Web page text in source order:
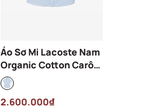
Áo Sơ Mi Lacoste Nam
Organic Cotton Carô
Dáng Regular
CH5622-F6Z Màu
Xanh
2.600.000₫